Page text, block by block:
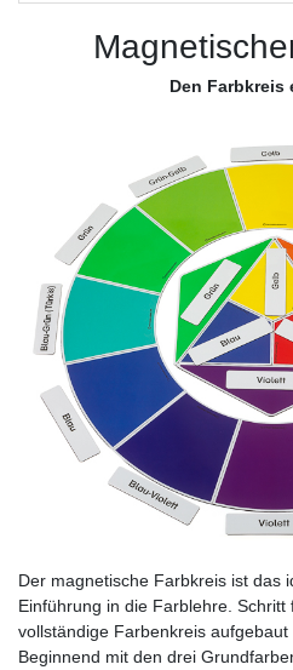
Den Farbkreis
Der magnetische Farbkreis ist das
Einführung in die Farblehre. Schritt
vollständige Farbenkreis aufgebaut
Beginnend mit den drei